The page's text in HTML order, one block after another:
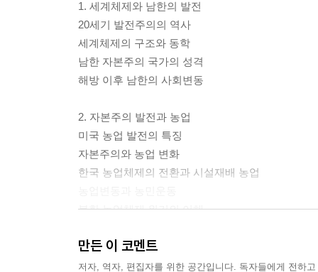
1. 세계체제와 남한의 발전
20세기 발전주의의 역사
세계체제의 구조와 동학
남한 자본주의 국가의 성격
해방 이후 남한의 사회변동
2. 자본주의 발전과 농업
미국 농업 발전의 특징
자본주의와 농업 변화
한국 농업체제의 전환과 시설재배 농업
북한 농업체제 위기의 이해
3. 발전의 환상과 현실
세계화와 사회변동
만든 이 코멘트
저자, 역자, 편집자를 위한 공간입니다. 독자들에게 전하